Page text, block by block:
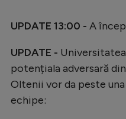
EURO 2024
Stranieri
Clasamente
UPDATE 13:00 - A
UPDATE -
potențiala adversară
Oltenii vor da peste
echipe: